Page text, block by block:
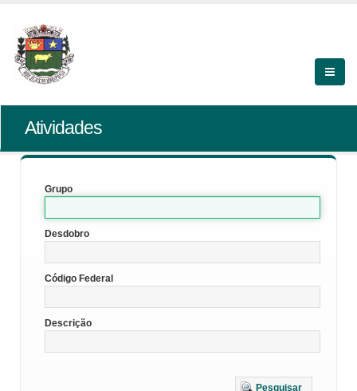
Atividades
Grupo
Desdobro
Código Federal
Descrição
Pesquisar